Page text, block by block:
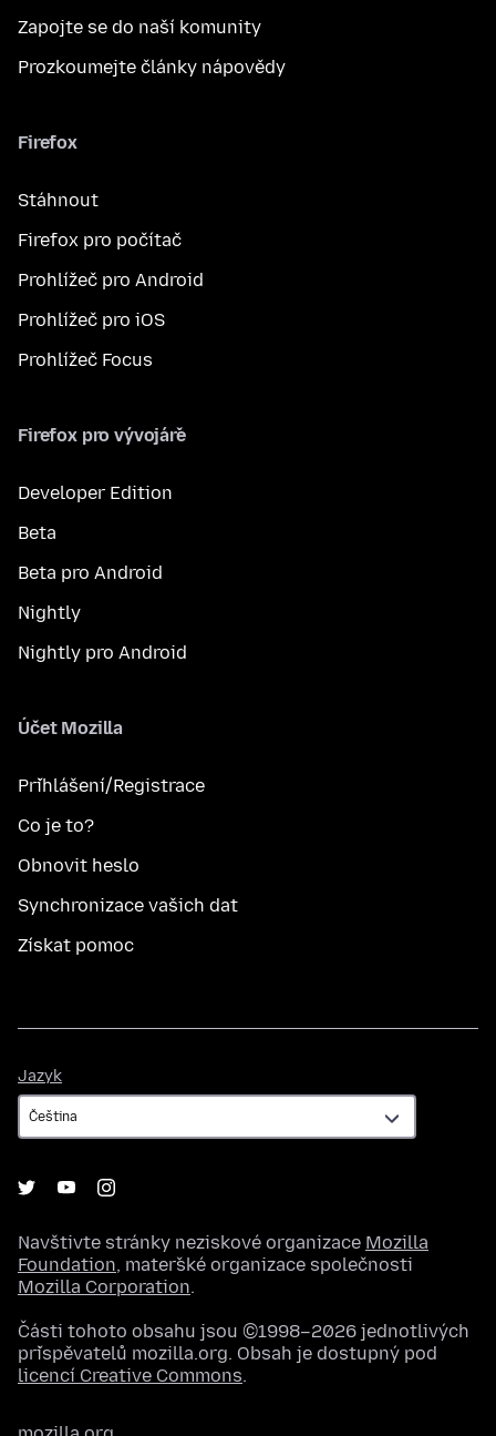
Zapojte se do naší komunity
Prozkoumejte články nápovědy
Firefox
Stáhnout
Firefox pro počítač
Prohlížeč pro Android
Prohlížeč pro iOS
Prohlížeč Focus
Firefox pro vývojáře
Developer Edition
Beta
Beta pro Android
Nightly
Nightly pro Android
Účet Mozilla
Přihlášení/Registrace
Co je to?
Obnovit heslo
Synchronizace vašich dat
Získat pomoc
Jazyk
Navštivte stránky neziskové organizace Mozilla
Foundation, mateřské organizace společnosti
Mozilla Corporation.
Části tohoto obsahu jsou ©1998–2026 jednotlivých
přispěvatelů mozilla.org. Obsah je dostupný pod
licencí Creative Commons.